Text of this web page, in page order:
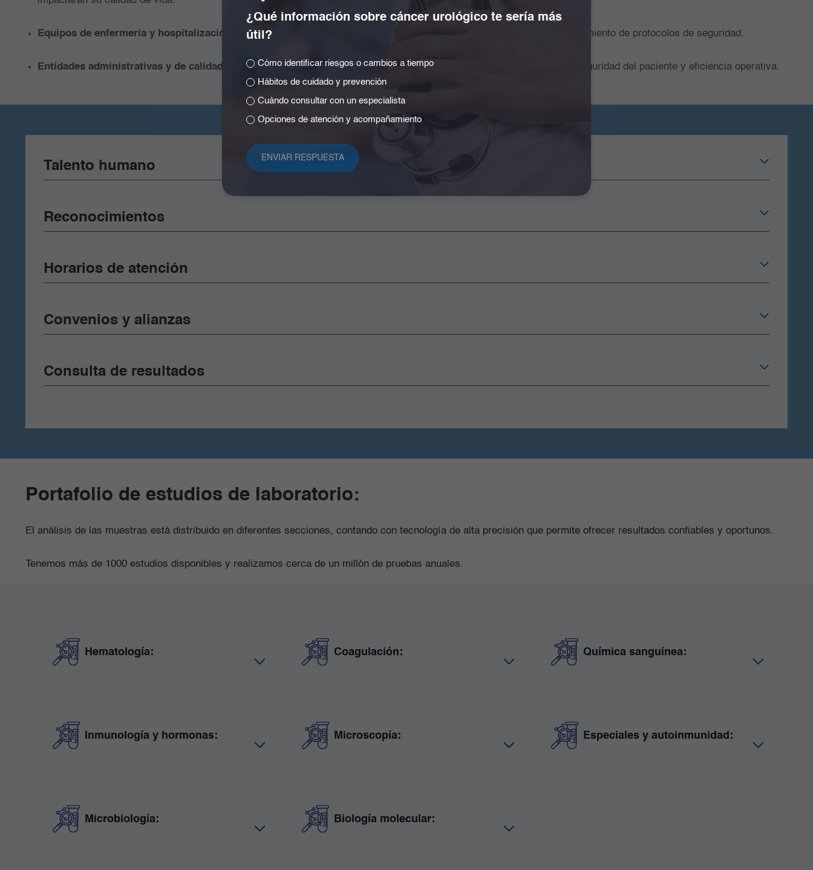
Equipos de enfermería y hospitalización: colaboran estrechamente en la recolección oportuna de muestras y el cumplimiento de protocolos de seguridad.
Entidades administrativas y de calidad: garantizan que los procesos cumplan con los estándares internacionales de seguridad del paciente y eficiencia operativa.
Talento humano
Reconocimientos
Horarios de atención
Convenios y alianzas
Consulta de resultados
Portafolio de estudios de laboratorio:
El análisis de las muestras está distribuido en diferentes secciones, contando con tecnología de alta precisión que permite ofrecer resultados confiables y oportunos.
Tenemos más de 1000 estudios disponibles y realizamos cerca de un millón de pruebas anuales.
Hematología: Coagulación: Química sanguínea:
Inmunología y hormonas: Microscopía: Especiales y autoinmunidad:
Microbiología: Biología molecular:
¿Qué información sobre cáncer urológico te sería más
útil?
Cómo identificar riesgos o cambios a tiempo
Hábitos de cuidado y prevención
Cuándo consultar con un especialista
Opciones de atención y acompañamiento